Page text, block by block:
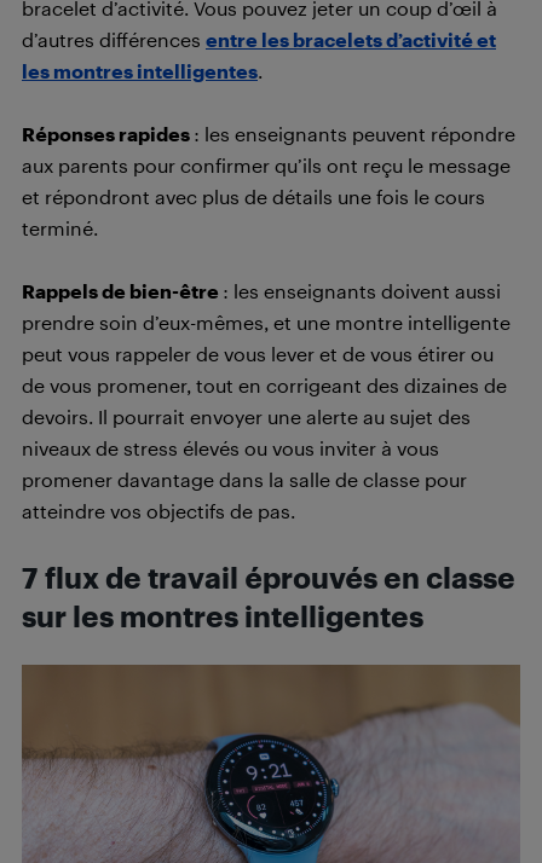
bracelet d’activité. Vous pouvez jeter un coup d’œil à
d’autres différences entre les bracelets d’activité et
les montres intelligentes.
Réponses rapides : les enseignants peuvent répondre
aux parents pour confirmer qu’ils ont reçu le message
et répondront avec plus de détails une fois le cours
terminé.
Rappels de bien-être : les enseignants doivent aussi
prendre soin d’eux-mêmes, et une montre intelligente
peut vous rappeler de vous lever et de vous étirer ou
de vous promener, tout en corrigeant des dizaines de
devoirs. Il pourrait envoyer une alerte au sujet des
niveaux de stress élevés ou vous inviter à vous
promener davantage dans la salle de classe pour
atteindre vos objectifs de pas.
7 flux de travail éprouvés en classe
sur les montres intelligentes